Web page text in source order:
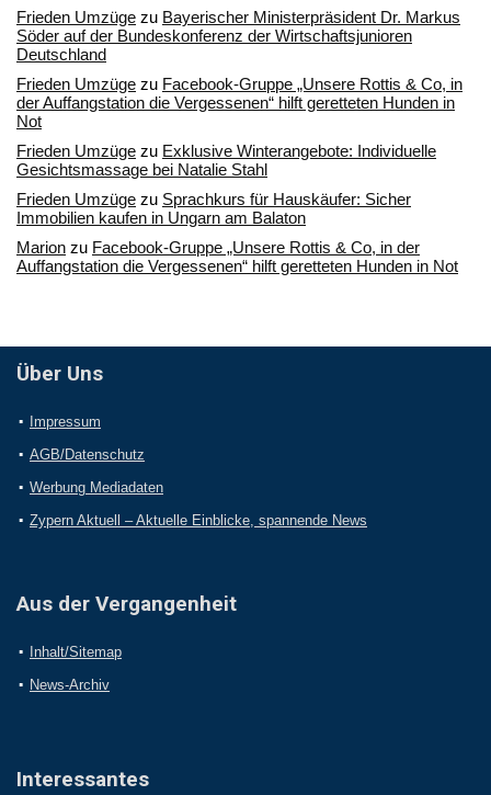
Frieden Umzüge zu Bayerischer Ministerpräsident Dr. Markus
Söder auf der Bundeskonferenz der Wirtschaftsjunioren
Deutschland
Frieden Umzüge zu Facebook-Gruppe „Unsere Rottis & Co, in
der Auffangstation die Vergessenen“ hilft geretteten Hunden in
Not
Frieden Umzüge zu Exklusive Winterangebote: Individuelle
Gesichtsmassage bei Natalie Stahl
Frieden Umzüge zu Sprachkurs für Hauskäufer: Sicher
Immobilien kaufen in Ungarn am Balaton
Marion zu Facebook-Gruppe „Unsere Rottis & Co, in der
Auffangstation die Vergessenen“ hilft geretteten Hunden in Not
Über Uns
Impressum
AGB/Datenschutz
Werbung Mediadaten
Zypern Aktuell – Aktuelle Einblicke, spannende News
Aus der Vergangenheit
Inhalt/Sitemap
News-Archiv
Interessantes